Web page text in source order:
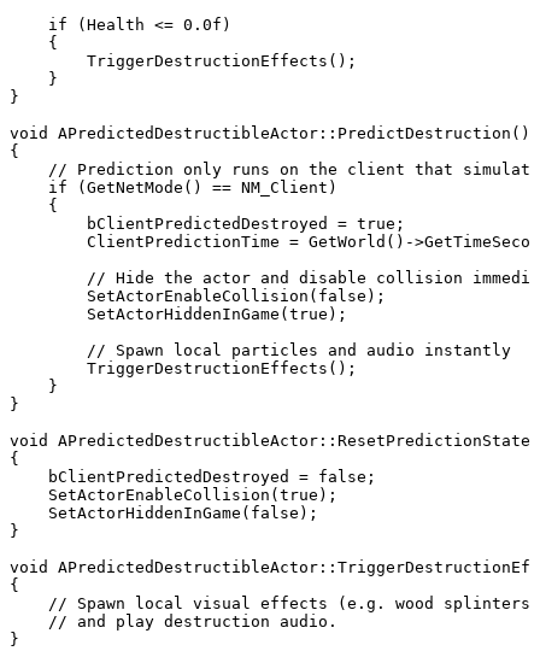
    if (Health <= 0.0f)
    {
        TriggerDestructionEffects();
    }
}
void APredictedDestructibleActor::PredictDestruction()
{
// Prediction only runs on the client that
    if (GetNetMode() == NM_Client)
    {
        bClientPredictedDestroyed = true;
ClientPredictionTime = GetWorld()-
// Hide the actor and disable collision
        SetActorEnableCollision(false);
        SetActorHiddenInGame(true);
        // Spawn local particles and audio instantly
        TriggerDestructionEffects();
    }
}
void
{
    bClientPredictedDestroyed = false;
    SetActorEnableCollision(true);
    SetActorHiddenInGame(false);
}
void
{
// Spawn local visual effects (e.g. wood
    // and play destruction audio.
}